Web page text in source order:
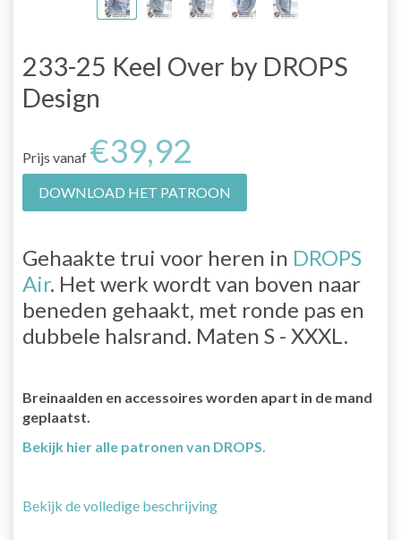
233-25 Keel Over by DROPS
Design
Prijs vanaf €39,92
DOWNLOAD HET PATROON
Gehaakte trui voor heren in DROPS
Air. Het werk wordt van boven naar
beneden gehaakt, met ronde pas en
dubbele halsrand. Maten S - XXXL.
Breinaalden en accessoires worden apart in de mand
geplaatst.
Bekijk hier alle patronen van DROPS.
Bekijk de volledige beschrijving